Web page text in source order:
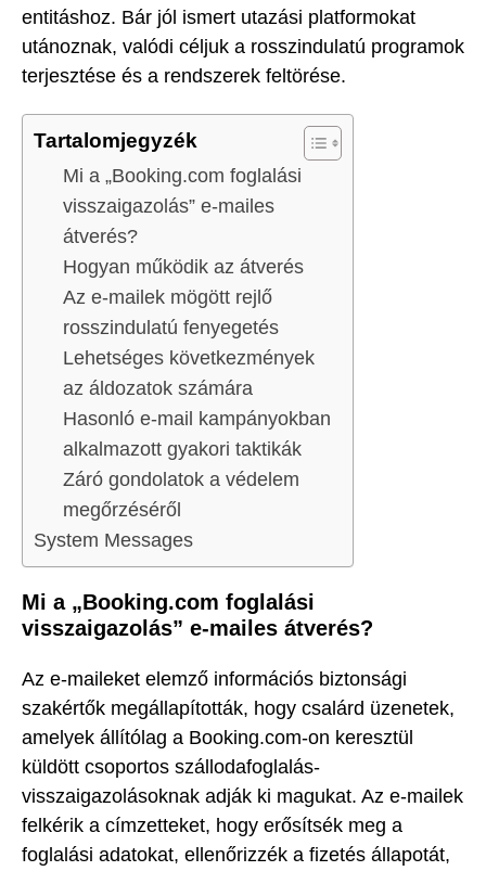
entitáshoz. Bár jól ismert utazási platformokat
utánoznak, valódi céljuk a rosszindulatú programok
terjesztése és a rendszerek feltörése.
Tartalomjegyzék
Mi a „Booking.com foglalási
visszaigazolás” e-mailes
átverés?
Hogyan működik az átverés
Az e-mailek mögött rejlő
rosszindulatú fenyegetés
Lehetséges következmények
az áldozatok számára
Hasonló e-mail kampányokban
alkalmazott gyakori taktikák
Záró gondolatok a védelem
megőrzéséről
System Messages
Mi a „Booking.com foglalási
visszaigazolás” e-mailes átverés?
Az e-maileket elemző információs biztonsági
szakértők megállapították, hogy csalárd üzenetek,
amelyek állítólag a Booking.com-on keresztül
küldött csoportos szállodafoglalás-
visszaigazolásoknak adják ki magukat. Az e-mailek
felkérik a címzetteket, hogy erősítsék meg a
foglalási adatokat, ellenőrizzék a fizetés állapotát,